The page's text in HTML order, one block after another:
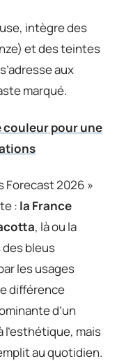
intègre des
et des teintes
aux
marqué.
couleur pour une
Forecast 2026 »
: la France
, là ou la
bleus
les usages
différence
d’un
l’esthétique, mais
au quotidien.